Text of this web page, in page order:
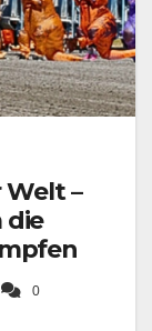
Welt –
die
0